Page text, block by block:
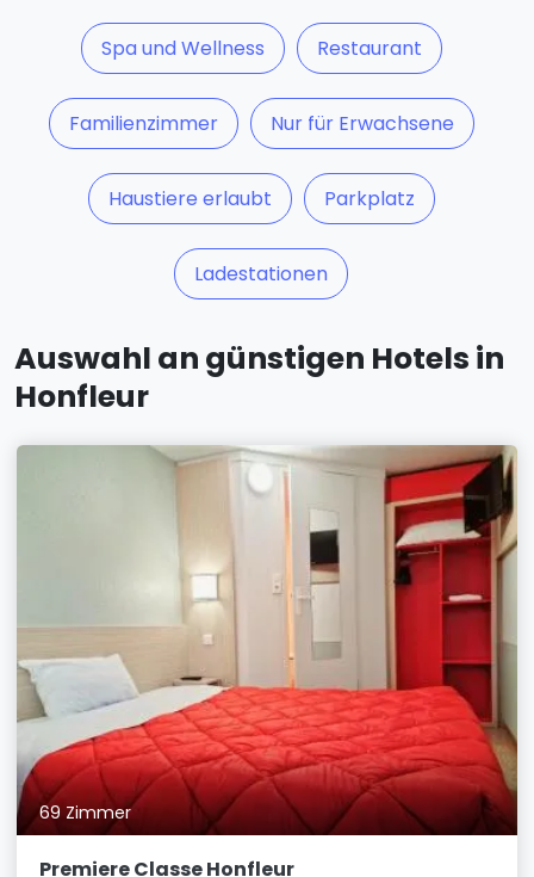
Spa und Wellness Restaurant
Familienzimmer Nur für Erwachsene
Haustiere erlaubt Parkplatz
Ladestationen
Auswahl an günstigen Hotels in
Honfleur
69 Zimmer
Premiere Classe Honfleur